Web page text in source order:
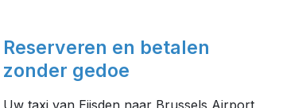
Reserveren en betalen
zonder gedoe
Uw taxi van Eijsden naar Brussels Airport